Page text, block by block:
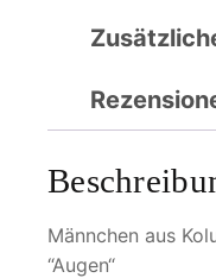
M
n
e
Männchen aus
“Augen“